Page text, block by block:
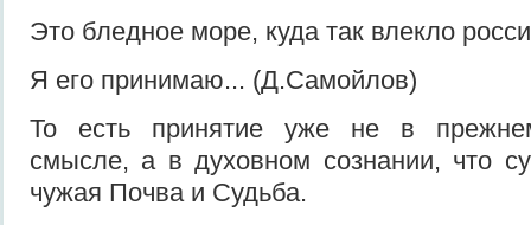
Это бледное море, куда так влекло
Я его принимаю... (Д.Самойлов)
То есть принятие уже не в прежнем
смысле, а в духовном сознании, что
чужая Почва и Судьба.